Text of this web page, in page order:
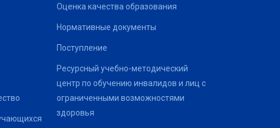
Оценка качества образования
Нормативные документы
Поступление
Ресурсный учебно-методический
центр по обучению инвалидов и лиц с
ограниченными возможностями
здоровья